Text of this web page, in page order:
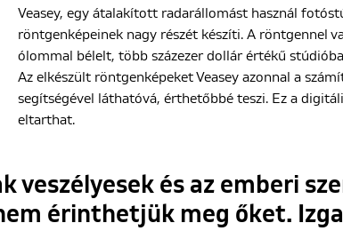
Veasey, egy átalakított radarállomást használ
röntgenképeinek nagy részét készíti. A röntgennel
ólommal bélelt, több százezer dollár értékű
Az elkészült röntgenképeket Veasey azonnal a
segítségével láthatóvá, érthetőbbé teszi. Ez a
eltarthat.
veszélyesek és az emberi
érinthetjük meg őket.